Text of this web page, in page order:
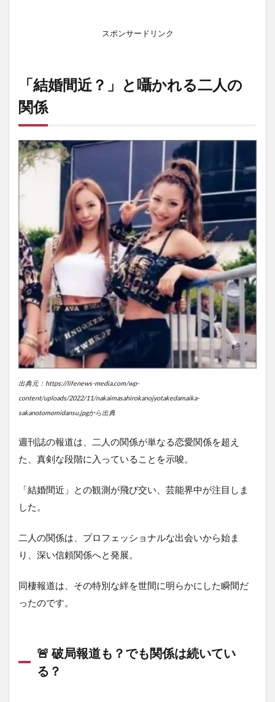
スポンサードリンク
「結婚間近？」と囁かれる二人の
関係
出典元：https://lifenews-media.com/wp-
content/uploads/2022/11/nakaimasahirokanojyotakedamaika-
sakanotomomidansu.jpgから出典
週刊誌の報道は、二人の関係が単なる恋愛関係を超え
た、真剣な段階に入っていることを示唆。
「結婚間近」との観測が飛び交い、芸能界中が注目しま
した。
二人の関係は、プロフェッショナルな出会いから始ま
り、深い信頼関係へと発展。
同棲報道は、その特別な絆を世間に明らかにした瞬間だ
ったのです。
🚨 破局報道も？でも関係は続いてい
る？